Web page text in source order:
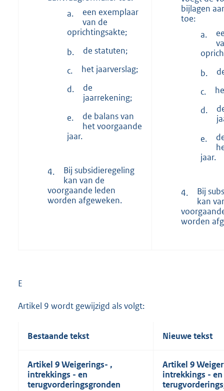
a.
een exemplaar
van de
oprichtingsakte;
b.
de statuten;
c.
het jaarverslag;
d.
de
jaarrekening;
e.
de balans van
het voorgaande
jaar.
4.
Bij subsidieregeling
kan van de
voorgaande leden
worden afgeweken.
bijlagen
toe:
a.
b.
c.
d.
e.
jaar.
4.
Bij
kan
worden
E
Artikel 9 wordt gewijzigd als volgt:
Bestaande tekst Nieuwe tekst
Artikel 9Weigerings- ,
intrekkings - en
terugvorderingsgronden
Artikel 9
intrekkings - en